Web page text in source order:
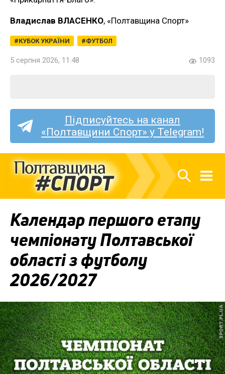
Владислав ВЛАСЕНКО, «Полтавщина Спорт»
КУБОК УКРАЇНИ ФУТБОЛ
5 серпня 2026, 11:48 1093
Підписуйтесь на канал
«Полтавщини Спорт» у Telegram!
Календар першого етапу
чемпіонату Полтавської
області з футболу
2026/2027